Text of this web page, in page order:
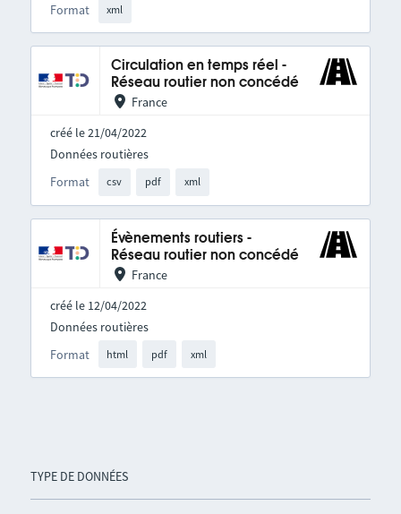
TYPE DE DONNÉES
Format xml
Circulation en temps réel -
Réseau routier non concédé
France
créé le 21/04/2022
Format csv pdf xml
Données routières
Évènements routiers -
Réseau routier non concédé
France
créé le 12/04/2022
Format html pdf xml
Données routières